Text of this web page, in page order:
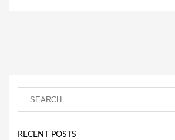
RECENT POSTS